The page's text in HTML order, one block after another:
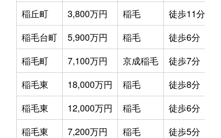
稲丘町
3,800万円 稲毛
徒歩11分
稲毛台町
5,900万円 稲毛
徒歩6分
稲毛町
7,100万円 京成稲毛
徒歩7分
稲毛東
18,000万円 稲毛
徒歩8分
稲毛東
12,000万円 稲毛
徒歩6分
稲毛東
7,200万円 稲毛
徒歩5分